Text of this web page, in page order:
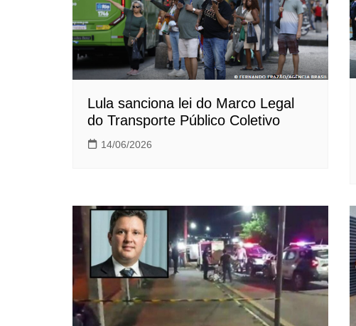
Lula sanciona lei do Marco Legal
do Transporte Público Coletivo
14/06/2026